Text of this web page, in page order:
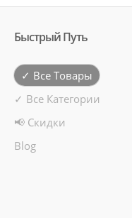
Быстрый Путь
✓ Все Товары
✓ Все Категории
📢 Скидки
Blog